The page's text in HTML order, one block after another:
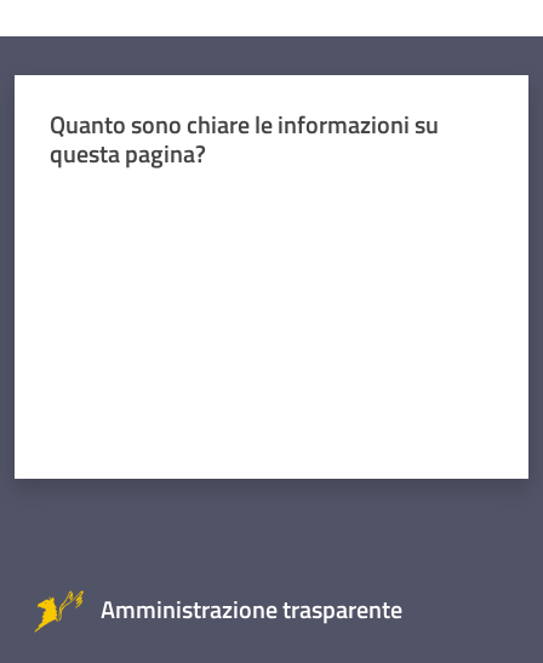
Quanto sono chiare le informazioni su
questa pagina?
Amministrazione trasparente